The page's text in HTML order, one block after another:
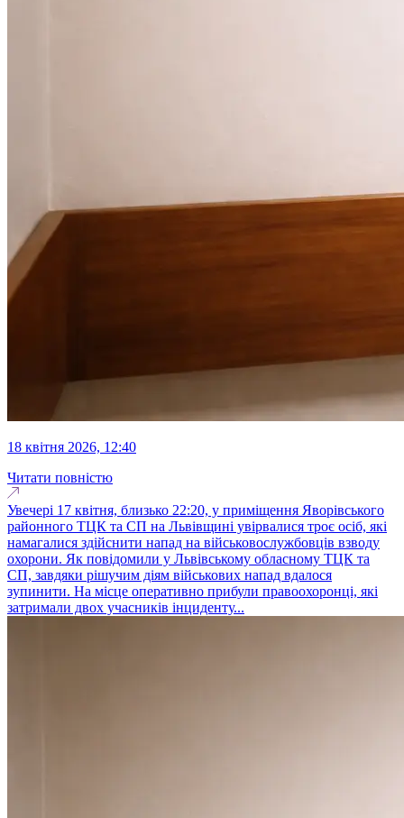
18 квітня 2026, 12:40
Читати повністю
Увечері 17 квітня, близько 22:20, у приміщення Яворівського
районного ТЦК та СП на Львівщині увірвалися троє осіб, які
намагалися здійснити напад на військовослужбовців взводу
охорони. Як повідомили у Львівському обласному ТЦК та
СП, завдяки рішучим діям військових напад вдалося
зупинити. На місце оперативно прибули правоохоронці, які
затримали двох учасників інциденту...